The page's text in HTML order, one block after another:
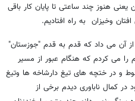
هنوز چند ساعتی تا پایان کار باقی
وخیزان به راه افتادیم.
آن می داد که قدم به قدم "جوزستان"
می کردم که هنگام عبور از مسیر
و در ختچه های تیغ دارشاخه ها وتیغ
کمال ناباوری دیدم برخی از